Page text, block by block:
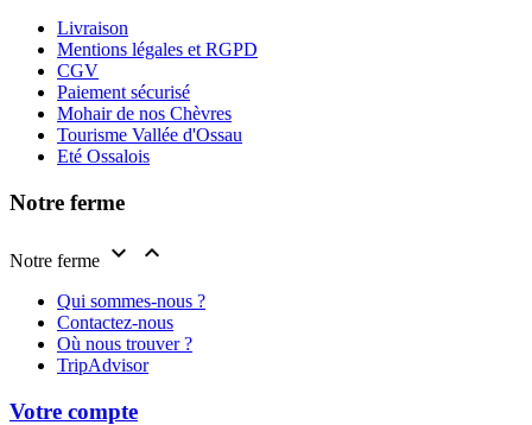
Livraison
Mentions légales et RGPD
CGV
Paiement sécurisé
Mohair de nos Chèvres
Tourisme Vallée d'Ossau
Eté Ossalois
Notre ferme
Notre ferme  
Qui sommes-nous ?
Contactez-nous
Où nous trouver ?
TripAdvisor
Votre compte